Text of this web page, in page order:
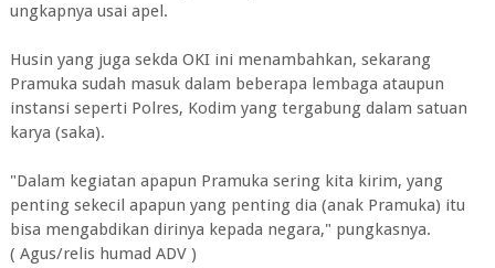
ungkapnya usai apel.
Husin yang juga sekda OKI ini menambahkan, sekarang
Pramuka sudah masuk dalam beberapa lembaga ataupun
instansi seperti Polres, Kodim yang tergabung dalam satuan
karya (saka).
"Dalam kegiatan apapun Pramuka sering kita kirim, yang
penting sekecil apapun yang penting dia (anak Pramuka) itu
bisa mengabdikan dirinya kepada negara," pungkasnya.
( Agus/relis humad ADV )